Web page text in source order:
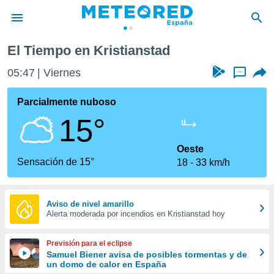
de
por
se
calidad.
a este
las
y
forma
digital
basada
El Tiempo en Kristianstad
05:47 Viernes ...
Parcialmente nuboso
15°
Sensación de 15°
Oeste
18
33 km/h
Aviso de nivel amarillo
Alerta moderada por incendios en Kristianstad hoy
Previsión para el eclipse
Samuel Biener avisa de posibles tormentas y de
un domo de calor en España